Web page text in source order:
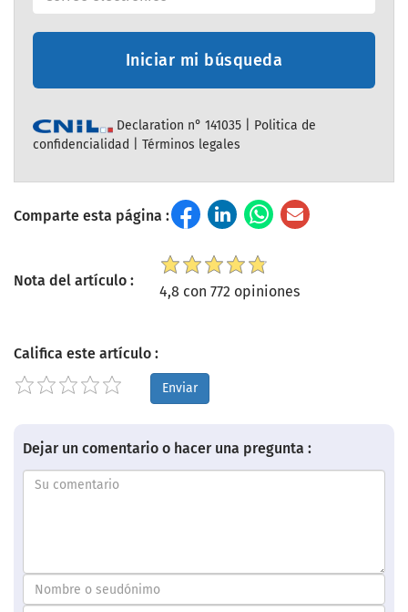
Iniciar mi búsqueda
Declaration n° 141035 | Politica de
confidencialidad
Términos legales
Comparte esta página :
Nota del artículo :
4,8 con 772 opiniones
Califica este artículo :
Enviar
Dejar un comentario o hacer una pregunta :